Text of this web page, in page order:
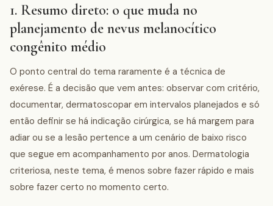
1. Resumo direto: o que muda no
planejamento de nevus melanocítico
congênito médio
O ponto central do tema raramente é a técnica de
exérese. É a decisão que vem antes: observar com critério,
documentar, dermatoscopar em intervalos planejados e só
então definir se há indicação cirúrgica, se há margem para
adiar ou se a lesão pertence a um cenário de baixo risco
que segue em acompanhamento por anos. Dermatologia
criteriosa, neste tema, é menos sobre fazer rápido e mais
sobre fazer certo no momento certo.